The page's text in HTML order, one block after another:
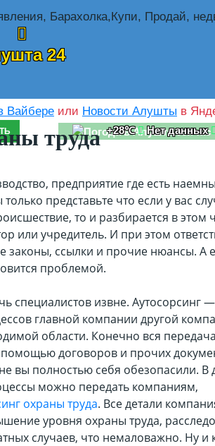
24
+28℃ Нет данных
Вайбереили Новости Алушты в
труда
предприятие где есть
представьте что если у вас
то и разбирается в этом
или учредитель. И при этом
законы, ссылки и прочие нюансы. А
проблемой.
специалистов извне. Аутосорсинг
главной компании другой
области. Конечно вся передача
помощью договоров и прочих
вы полностью себя обезопасили. В
можно передать компаниям,
охраны труда. Все детали
уровня охраны труда,
случаев, что немаловажно. Ну и